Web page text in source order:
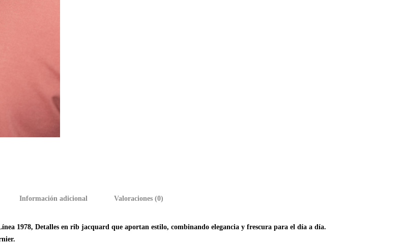
Información adicional Valoraciones (0)
1978, Detalles en rib jacquard que aportan estilo, combinando elegancia y frescura para el día a día.